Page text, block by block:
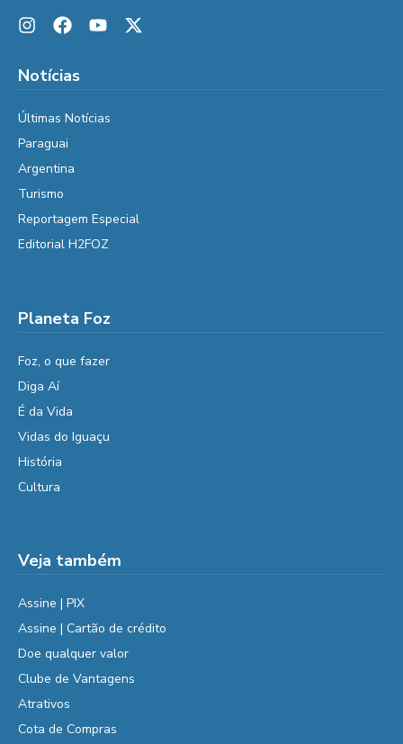
Notícias
Últimas Notícias
Paraguai
Argentina
Turismo
Reportagem Especial
Editorial H2FOZ
Planeta Foz
Foz, o que fazer
Diga Aí
É da Vida
Vidas do Iguaçu
História
Cultura
Veja também
Assine | PIX
Assine | Cartão de crédito
Doe qualquer valor
Clube de Vantagens
Atrativos
Cota de Compras